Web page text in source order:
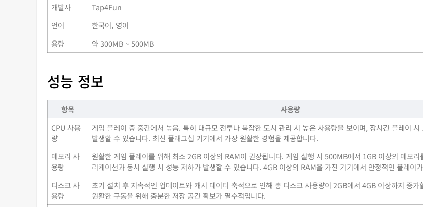
개발사
Tap4Fun
언어
한국어, 영어
용량
약 300MB ~ 500MB
성능 정보
항목
사용량
CPU 사용
량
게임 플레이 중 중간에서 높음. 특히 대규모 전투나 복잡한 도시 관리 시 높은 사용량을 보이며, 장시간 플레이 시
발생할 수 있습니다. 최신 플래그십 기기에서 가장 원활한 경험을 제공합니다.
메모리 사
용량
원활한 게임 플레이를 위해 최소 2GB 이상의 RAM이 권장됩니다. 게임 실행 시 500MB에서 1GB 이상의 메모리
리케이션과 동시 실행 시 성능 저하가 발생할 수 있습니다. 4GB 이상의 RAM을 가진 기기에서 안정적인 플레이
디스크 사
용량
초기 설치 후 지속적인 업데이트와 캐시 데이터 축적으로 인해 총 디스크 사용량이 2GB에서 4GB 이상까지 증가
원활한 구동을 위해 충분한 저장 공간 확보가 필수적입니다.